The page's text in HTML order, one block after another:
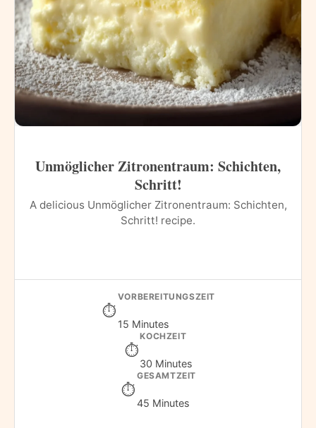
Unmöglicher Zitronentraum: Schichten,
Schritt!
A delicious Unmöglicher Zitronentraum: Schichten,
Schritt! recipe.
VORBEREITUNGSZEIT
15 Minutes
KOCHZEIT
30 Minutes
GESAMTZEIT
45 Minutes